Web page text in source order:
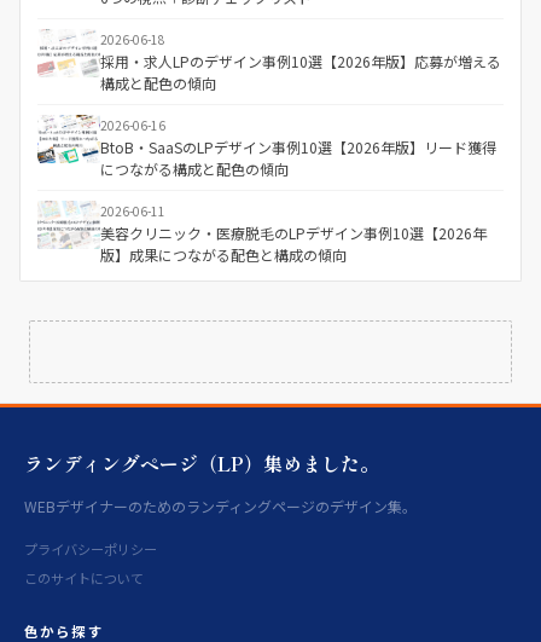
2026-06-18
採用・求人LPのデザイン事例10選【2026年版】応募が増える
構成と配色の傾向
2026-06-16
BtoB・SaaSのLPデザイン事例10選【2026年版】リード獲得
につながる構成と配色の傾向
2026-06-11
美容クリニック・医療脱毛のLPデザイン事例10選【2026年
版】成果につながる配色と構成の傾向
ランディングページ（LP）集めました。
WEBデザイナーのためのランディングページのデザイン集。
プライバシーポリシー
このサイトについて
色から探す